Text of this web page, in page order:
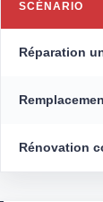
SCÉNARIO
Réparation
Rénovation